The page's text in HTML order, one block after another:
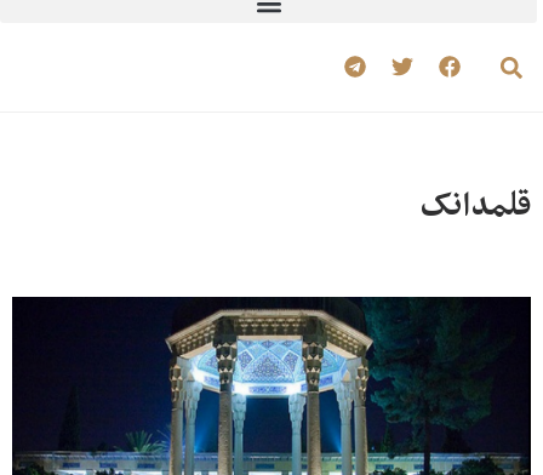
قلمدانک